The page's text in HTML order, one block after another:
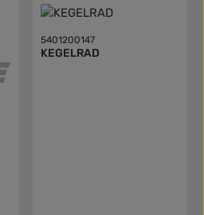
5401200147
KEGELRAD